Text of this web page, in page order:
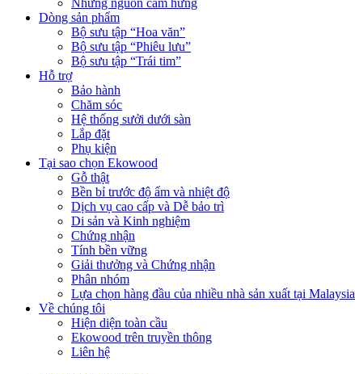
Những nguồn cảm hứng
Dòng sản phẩm
Bộ sưu tập “Hoa văn”
Bộ sưu tập “Phiêu lưu”
Bộ sưu tập “Trái tim”
Hỗ trợ
Bảo hành
Chăm sóc
Hệ thống sưởi dưới sàn
Lắp đặt
Phụ kiện
Tại sao chọn Ekowood
Gỗ thật
Bền bỉ trước độ ẩm và nhiệt độ
Dịch vụ cao cấp và Dễ bảo trì
Di sản và Kinh nghiệm
Chứng nhận
Tính bền vững
Giải thưởng và Chứng nhận
Phân nhóm
Lựa chọn hàng đầu của nhiều nhà sản xuất tại Malaysia
Về chúng tôi
Hiện diện toàn cầu
Ekowood trên truyền thông
Liên hệ